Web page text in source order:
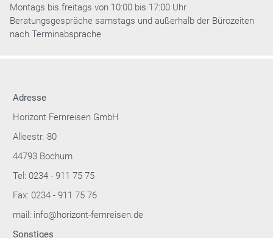
Montags bis freitags von 10:00 bis 17:00 Uhr
Beratungsgespräche samstags und außerhalb der Bürozeiten
nach Terminabsprache
Adresse
Horizont Fernreisen GmbH
Alleestr. 80
44793 Bochum
Tel: 0234 - 911 75 75
Fax: 0234 - 911 75 76
mail: info@horizont-fernreisen.de
Sonstiges